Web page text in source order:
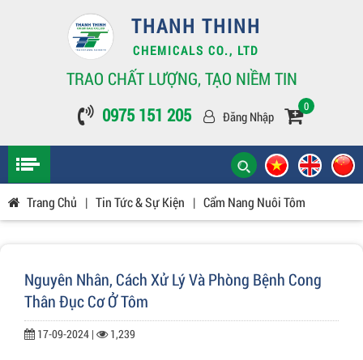
THANH THINH
CHEMICALS CO., LTD
TRAO CHẤT LƯỢNG, TẠO NIỀM TIN
0975 151 205
Đăng Nhập
0
Trang Chủ | Tin Tức & Sự Kiện | Cẩm Nang Nuôi Tôm
Nguyên Nhân, Cách Xử Lý Và Phòng Bệnh Cong
Thân Đục Cơ Ở Tôm
17-09-2024 | 1,239